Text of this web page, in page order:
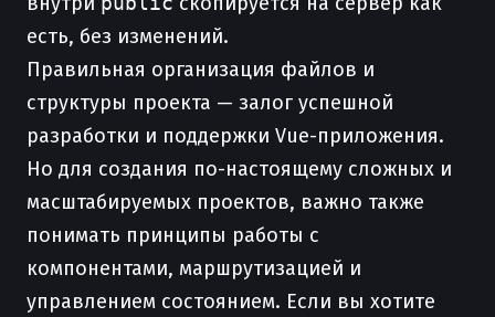
есть, без изменений.
Правильная организация файлов и
структуры проекта — залог успешной
разработки и поддержки Vue-приложения.
Но для создания по-настоящему сложных и
масштабируемых проектов, важно также
понимать принципы работы с
компонентами, маршрутизацией и
управлением состоянием. Если вы хотите